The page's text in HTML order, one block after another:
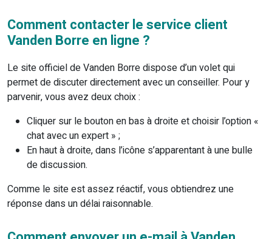
Comment contacter le service client
Vanden Borre en ligne ?
Le site officiel de Vanden Borre dispose d’un volet qui
permet de discuter directement avec un conseiller. Pour y
parvenir, vous avez deux choix :
Cliquer sur le bouton en bas à droite et choisir l’option «
chat avec un expert » ;
En haut à droite, dans l’icône s’apparentant à une bulle
de discussion.
Comme le site est assez réactif, vous obtiendrez une
réponse dans un délai raisonnable.